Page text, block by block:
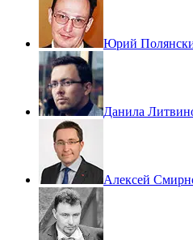
Юрий
Данила
Алексей